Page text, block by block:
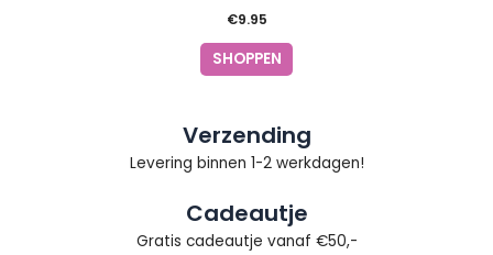
€9.95
SHOPPEN
Verzending
Levering binnen 1-2 werkdagen!
Cadeautje
Gratis cadeautje vanaf €50,-